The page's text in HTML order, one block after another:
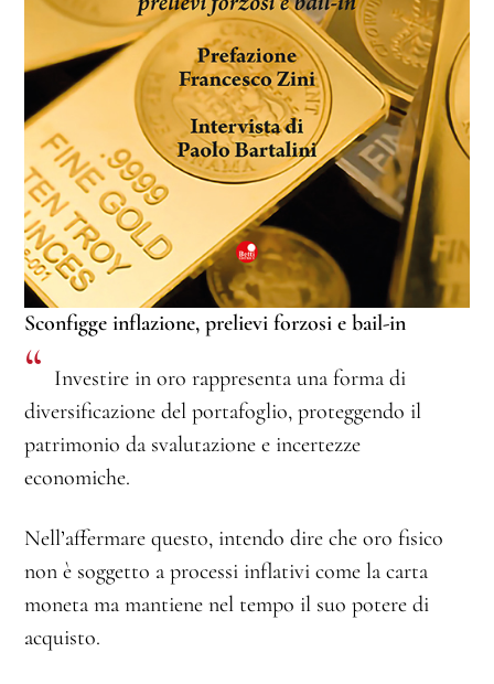
Sconfigge inflazione, prelievi forzosi e bail-in
“ Investire in oro rappresenta una forma di
diversificazione del portafoglio, proteggendo il
patrimonio da svalutazione e incertezze
economiche.
Nell’affermare questo, intendo dire che oro fisico
non è soggetto a processi inflativi come la carta
moneta ma mantiene nel tempo il suo potere di
acquisto.